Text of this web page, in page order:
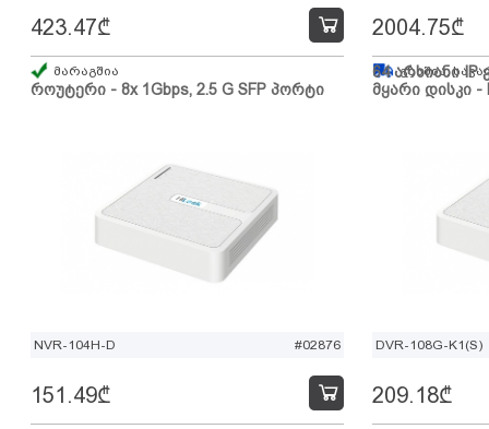
როუტერი - 8x 1Gbps, 2.5 G SFP პორტი
423.47₾
მარაგშია
64 არხიანი IP
მყარი დისკი -
2004.75₾
გზაშია,
NVR-104H-D #02876
151.49₾
DVR-108G-K1(S)
209.18₾